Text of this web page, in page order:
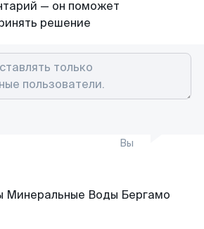
— он поможет
решение
Вы